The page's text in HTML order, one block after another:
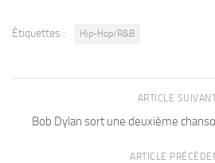
Étiquettes : Hip-Hop/R&B
ARTICLE
Bob Dylan sort une deuxième
ARTICLE